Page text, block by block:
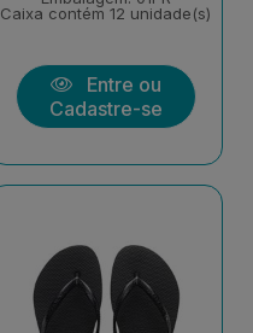
Caixa contém 12 unidade(s)
Entre ou
Cadastre-se